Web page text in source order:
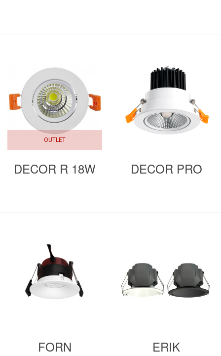
OUTLET
DECOR R 18W DECOR PRO
FORN ERIK